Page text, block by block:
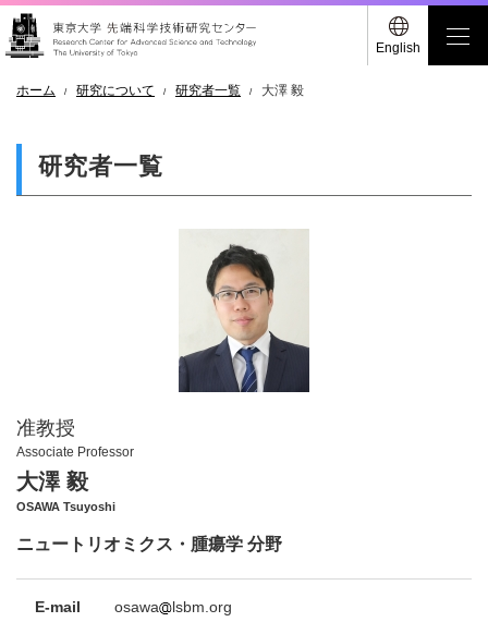
English
ホーム 研究について 研究者一覧 大澤 毅
研究者一覧
准教授
Associate Professor
大澤 毅
OSAWA Tsuyoshi
ニュートリオミクス・腫瘍学 分野
E-mail osawa lsbm.org